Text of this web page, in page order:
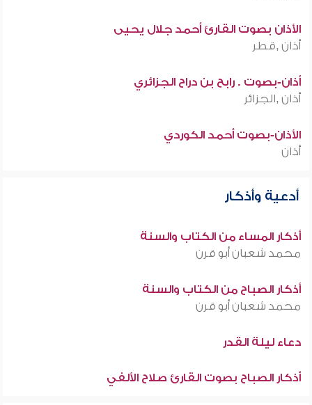
الأذان بصوت القارئ أحمد جلال يحيى
أذان ,قطر
أذان-بصوت . رابح بن دراح الجزائري
أذان ,الجزائر
الأذان-بصوت أحمد الكوردي
أذان
أدعية وأذكار
أذكار المساء من الكتاب والسنة
محمد شعبان أبو قرن
أذكار الصباح من الكتاب والسنة
محمد شعبان أبو قرن
دعاء ليلة القدر
أذكار الصباح بصوت القارئ صلاح الألفي